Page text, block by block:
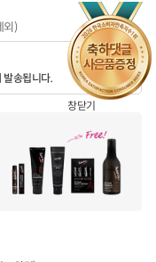
창닫기
외)
발송됩니다.